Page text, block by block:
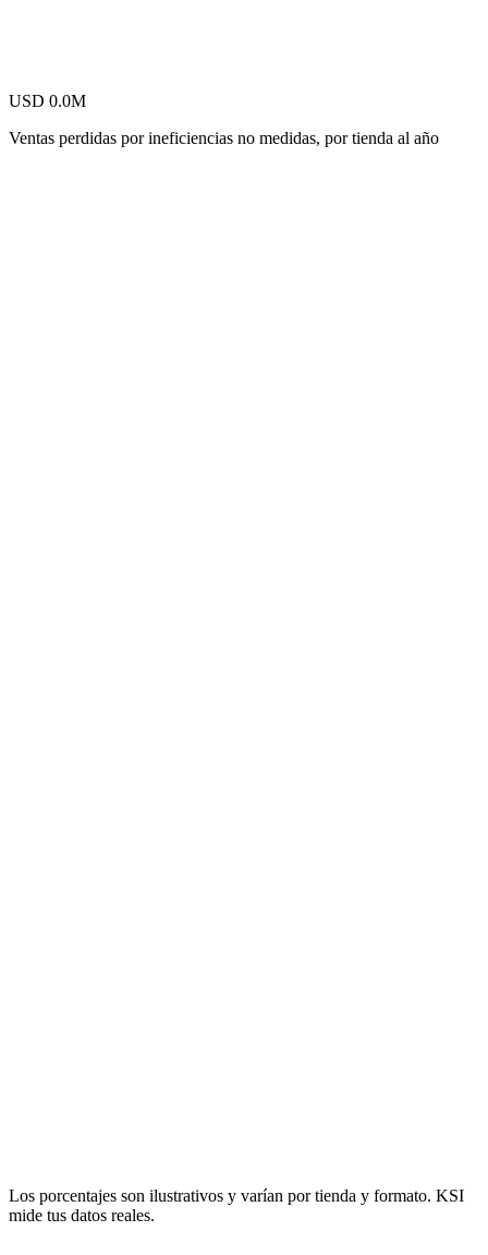
USD 0.0M
Ventas perdidas por ineficiencias no medidas, por tienda al año
Los porcentajes son ilustrativos y varían por tienda y formato. KSI
mide tus datos reales.